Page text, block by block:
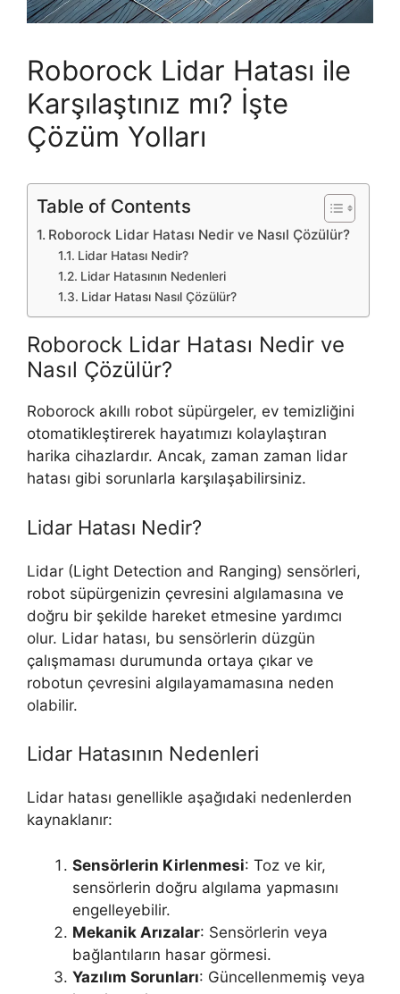
Roborock Lidar Hatası ile
Karşılaştınız mı? İşte
Çözüm Yolları
Table of Contents
Roborock Lidar Hatası Nedir ve Nasıl Çözülür?
Lidar Hatası Nedir?
Lidar Hatasının Nedenleri
Lidar Hatası Nasıl Çözülür?
Roborock Lidar Hatası Nedir ve
Nasıl Çözülür?
Roborock akıllı robot süpürgeler, ev temizliğini
otomatikleştirerek hayatımızı kolaylaştıran
harika cihazlardır. Ancak, zaman zaman lidar
hatası gibi sorunlarla karşılaşabilirsiniz.
Lidar Hatası Nedir?
Lidar (Light Detection and Ranging) sensörleri,
robot süpürgenizin çevresini algılamasına ve
doğru bir şekilde hareket etmesine yardımcı
olur. Lidar hatası, bu sensörlerin düzgün
çalışmaması durumunda ortaya çıkar ve
robotun çevresini algılayamamasına neden
olabilir.
Lidar Hatasının Nedenleri
Lidar hatası genellikle aşağıdaki nedenlerden
kaynaklanır:
Sensörlerin Kirlenmesi: Toz ve kir,
sensörlerin doğru algılama yapmasını
engelleyebilir.
Mekanik Arızalar: Sensörlerin veya
bağlantıların hasar görmesi.
Yazılım Sorunları: Güncellenmemiş veya